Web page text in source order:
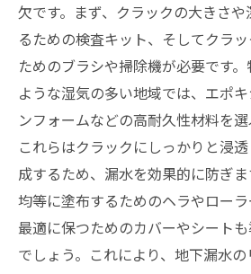
欠です。まず、クラックの大きさ
るための検査キット、そしてクラ
ためのブラシや掃除機が必要です
ような湿気の多い地域では、エポ
ンフォームなどの高耐久性材料を選
これらはクラックにしっかりと浸
成するため、漏水を効果的に防ぎ
均等に塗布するためのヘラやロー
最適に保つためのカバーやシート
でしょう。これにより、地下漏水